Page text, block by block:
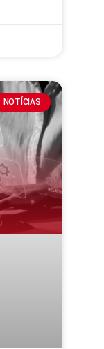
NOTÍCIAS